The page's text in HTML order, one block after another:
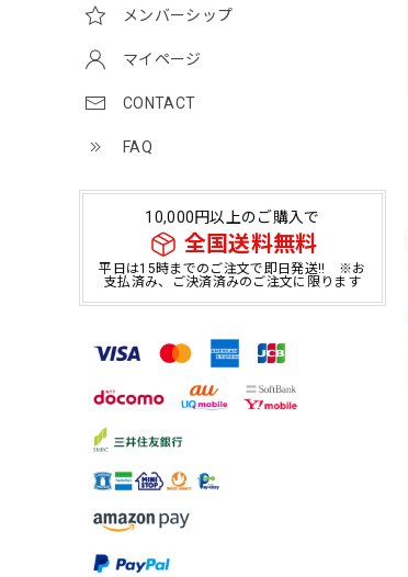
メンバーシップ
マイページ
CONTACT
FAQ
10,000円以上のご購入で
全国送料無料
平日は15時までのご注文で即日発送!! ※お
支払済み、ご決済済みのご注文に限ります